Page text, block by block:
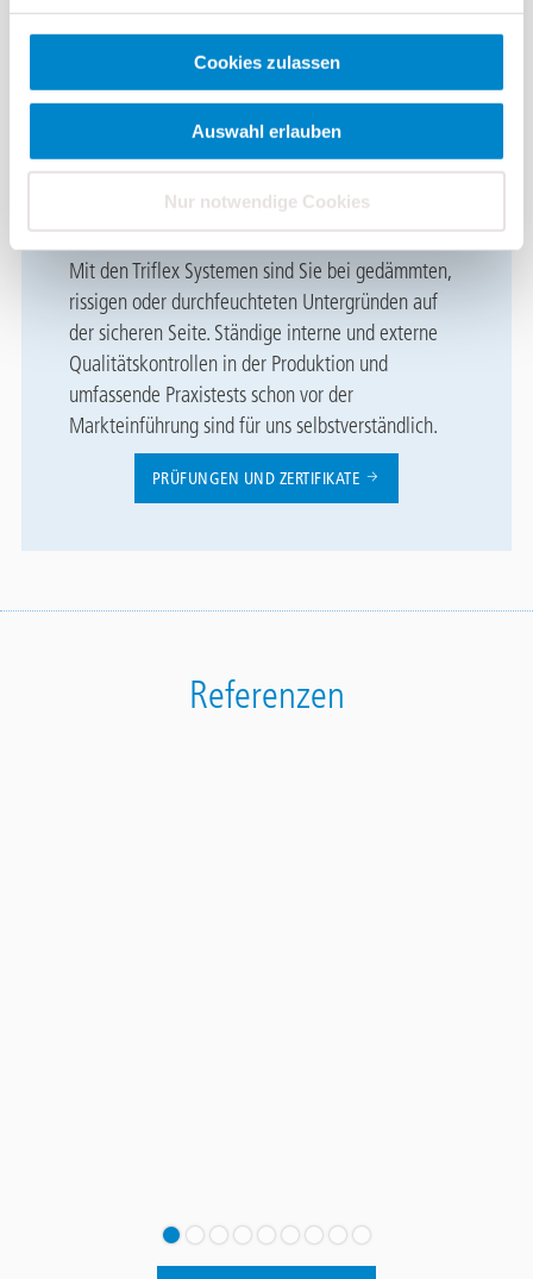
Cookies zulassen
Auswahl erlauben
Nur notwendige Cookies
mattfeucht vornässen.
Höchst sicher. Höchst
regelkonform.
Mit den Triflex Systemen sind Sie bei gedämmten,
rissigen oder durchfeuchteten Untergründen auf
der sicheren Seite. Ständige interne und externe
Qualitätskontrollen in der Produktion und
umfassende Praxistests schon vor der
Markteinführung sind für uns selbstverständlich.
PRÜFUNGEN UND ZERTIFIKATE
Referenzen